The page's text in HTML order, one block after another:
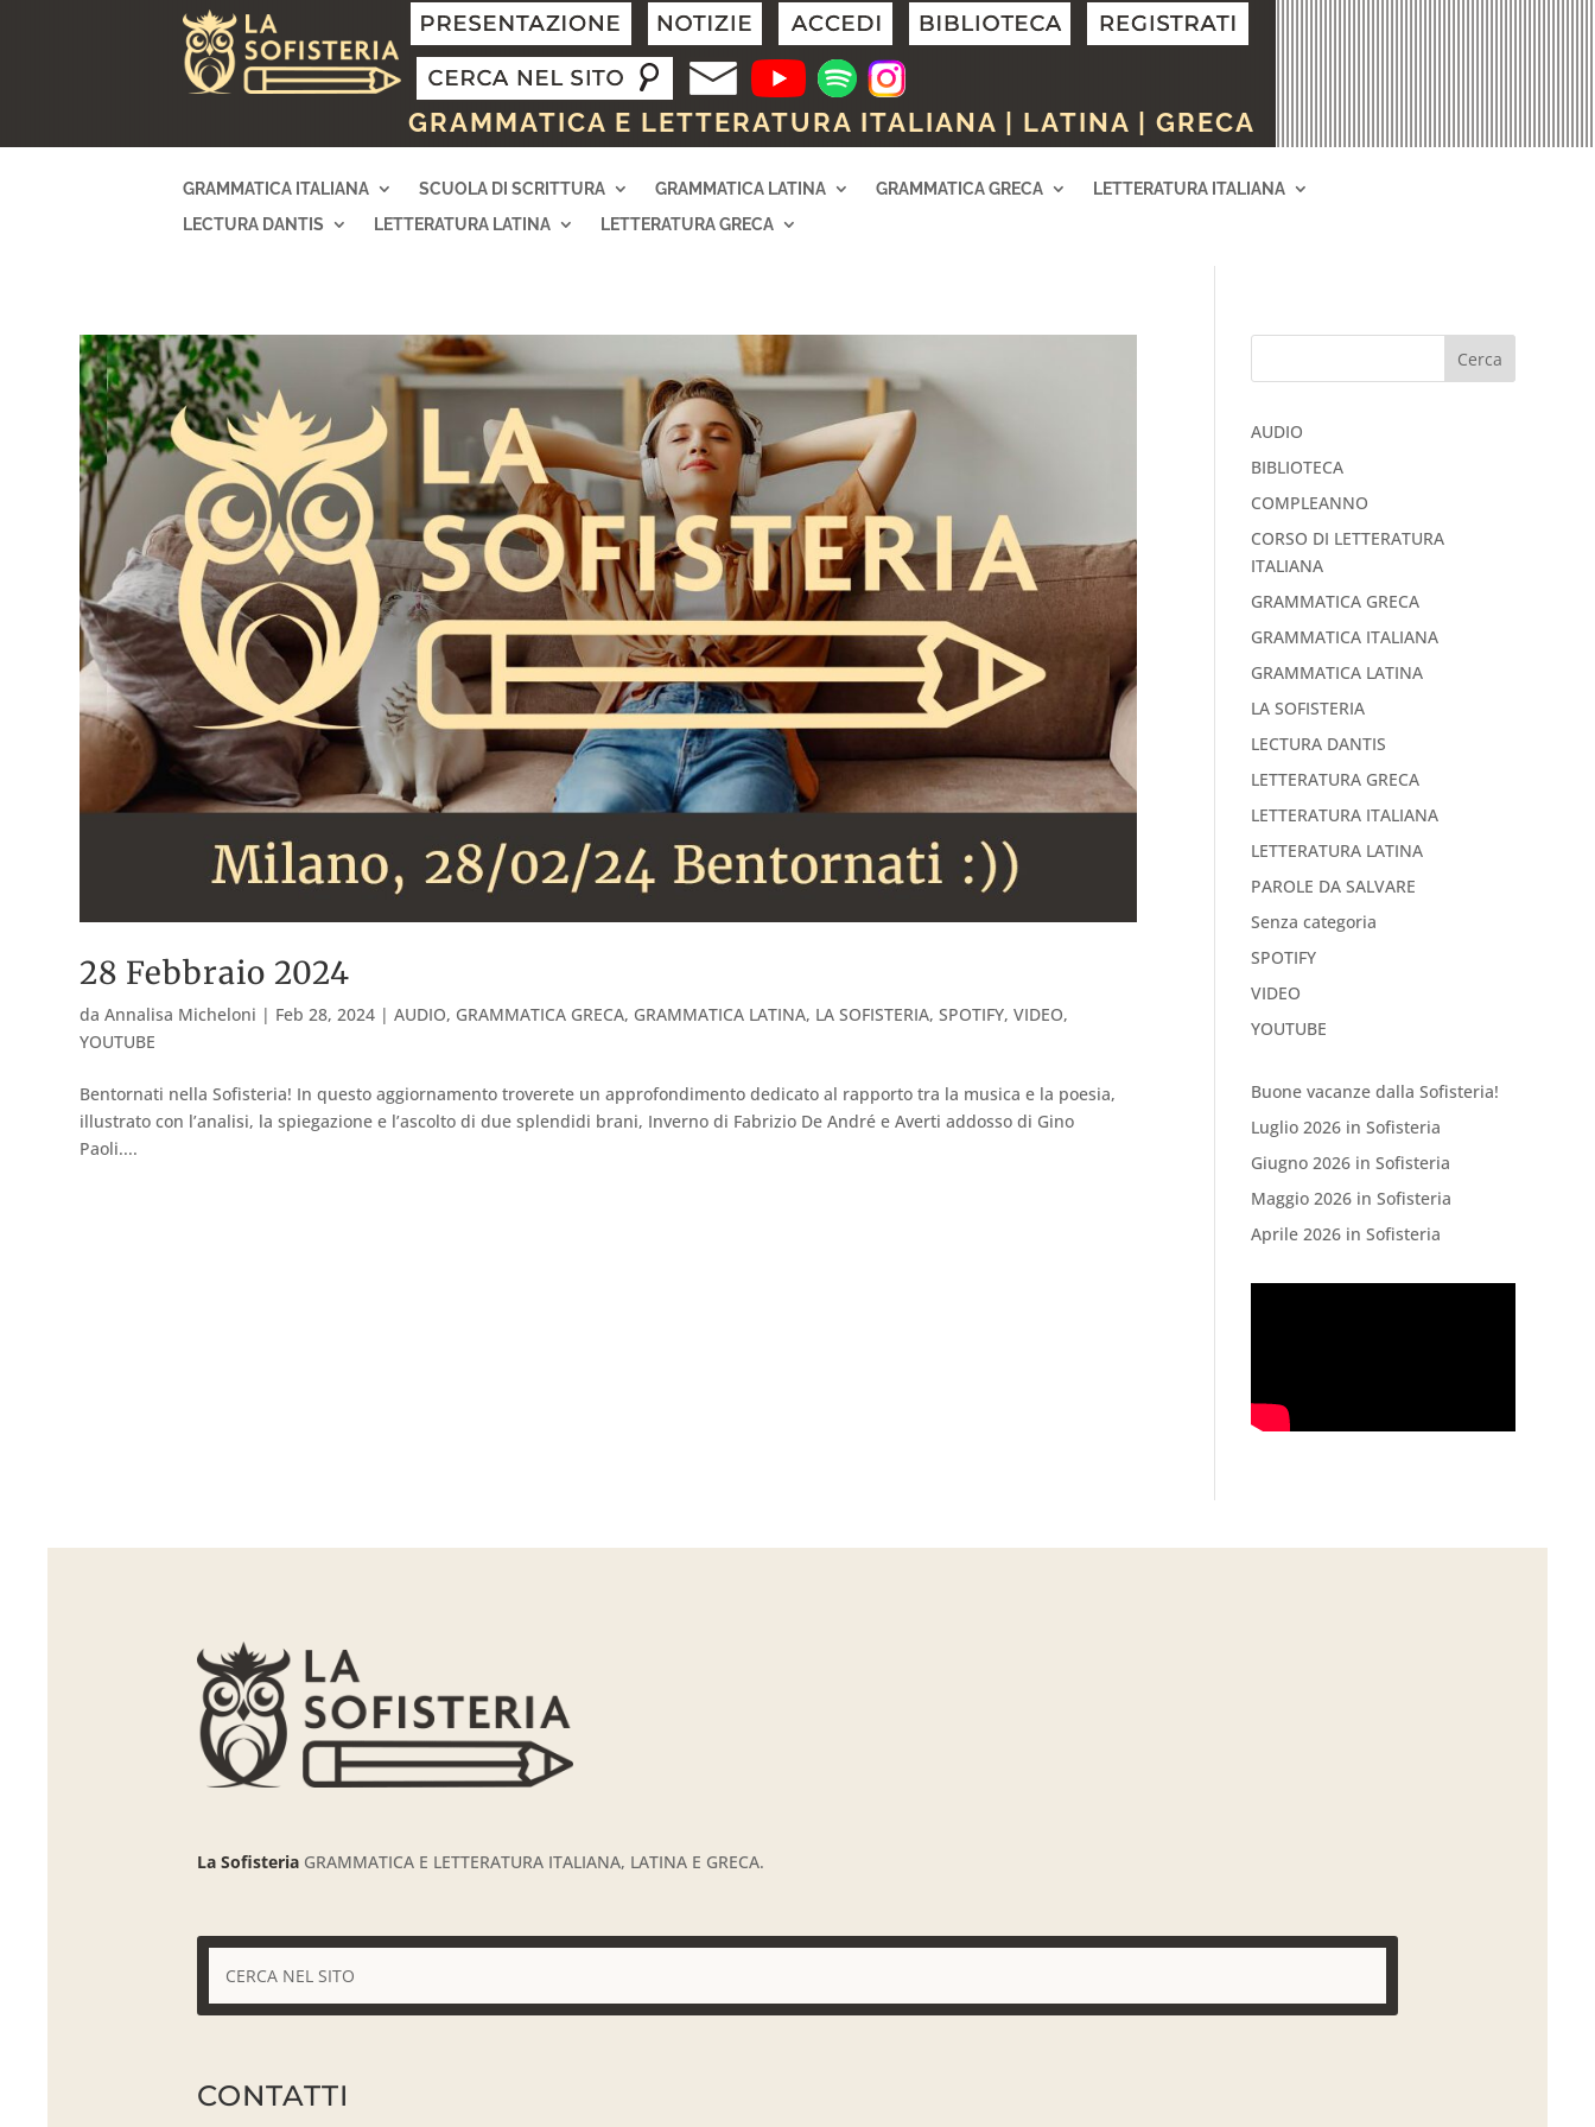
GRAMMATICA E LETTERATURA ITALIANA | LATINA | GRECA
GRAMMATICA ITALIANA SCUOLA DI SCRITTURA GRAMMATICA LATINA GRAMMATICA GRECA
LETTERATURA ITALIANA
LECTURA DANTIS
LETTERATURA LATINA LETTERATURA GRECA
28 Febbraio 2024
daAnnalisa Micheloni | Feb 28, 2024 |AUDIO, GRAMMATICA GRECA, GRAMMATICA LATINA, LA SOFISTERIA,SPOTIFY,VIDEO,
YOUTUBE
Bentornati nella Sofisteria! In questo aggiornamento troverete un approfondimento dedicato al rapporto tra la musica e la poesia,
illustrato con l’analisi, la spiegazione e l’ascolto di due splendidi brani, Inverno di Fabrizio De André e Averti addosso di Gino
Paoli....
Cerca
AUDIO
BIBLIOTECA
COMPLEANNO
CORSO DI LETTERATURA
ITALIANA
GRAMMATICA GRECA
GRAMMATICA ITALIANA
GRAMMATICA LATINA
LA SOFISTERIA
LECTURA DANTIS
LETTERATURA GRECA
LETTERATURA ITALIANA
LETTERATURA LATINA
PAROLE DA SALVARE
Senza categoria
SPOTIFY
VIDEO
YOUTUBE
Buone vacanze dalla Sofisteria!
Luglio 2026 in Sofisteria
Giugno 2026 in Sofisteria
Maggio 2026 in Sofisteria
Aprile 2026 in Sofisteria
La Sofisteria GRAMMATICA E LETTERATURA ITALIANA, LATINA E GRECA.
CONTATTI